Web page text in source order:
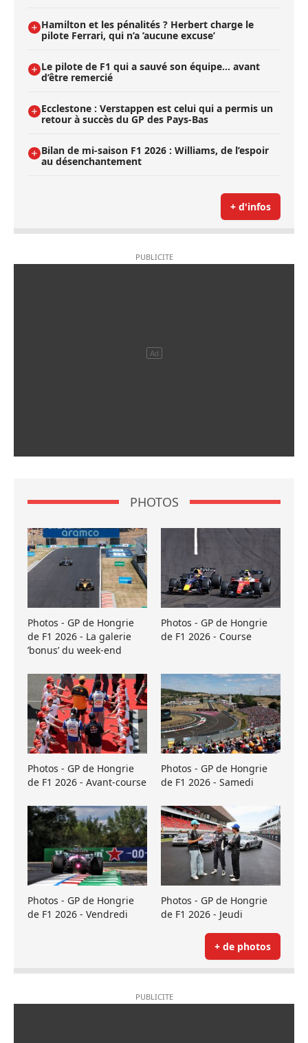
Hamilton et les pénalités ? Herbert charge le
pilote Ferrari, qui n’a ’aucune excuse’
Le pilote de F1 qui a sauvé son équipe… avant
d’être remercié
Ecclestone : Verstappen est celui qui a permis un
retour à succès du GP des Pays-Bas
Bilan de mi-saison F1 2026 : Williams, de l’espoir
au désenchantement
+ d'infos
PHOTOS
Photos - GP de Hongrie
de F1 2026 - La galerie
’bonus’ du week-end
Photos - GP de Hongrie
de F1 2026 - Course
Photos - GP de Hongrie
de F1 2026 - Avant-course
Photos - GP de Hongrie
de F1 2026 - Samedi
Photos - GP de Hongrie
de F1 2026 - Vendredi
Photos - GP de Hongrie
de F1 2026 - Jeudi
+ de photos